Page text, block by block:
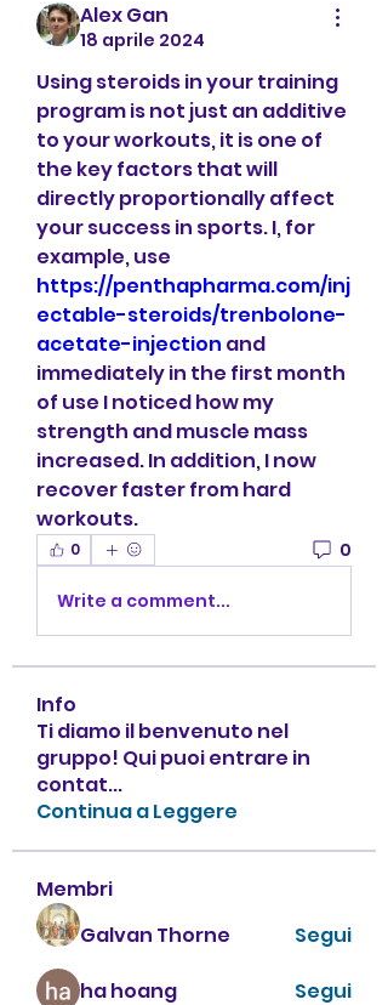
Alex Gan
18 aprile 2024
Using steroids in your training
program is not just an additive
to your workouts, it is one of
the key factors that will
directly proportionally affect
your success in sports. I, for
https://penthapharma.com/inj
ectable-steroids/trenbolone-
acetate-injection and
immediately in the first month
of use I noticed how my
strength and muscle mass
increased. In addition, I now
recover faster from hard
workouts.
0 0
Write a comment...
Info
Ti diamo il benvenuto nel
gruppo! Qui puoi entrare in
contat...
Continua a Leggere
Membri
Galvan Thorne
Segui
ha hoang
Segui